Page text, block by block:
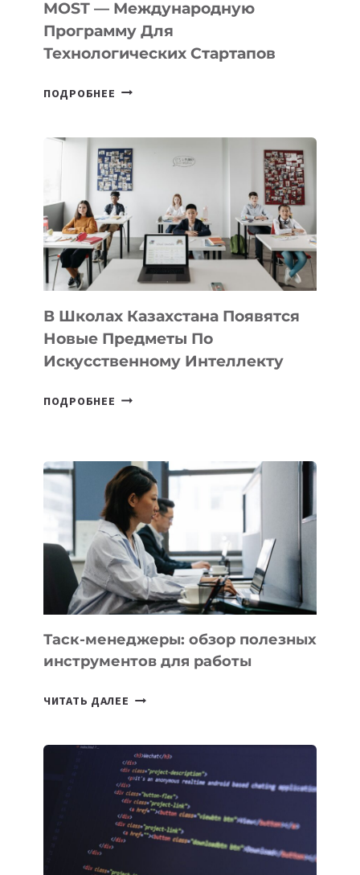
ПРЕДПРИНИМАТЕЛЬСТВО
MOST — Международную
Программу Для
Технологических Стартапов
ПОДРОБНЕЕ ОТКРЫТ
DEAL
VELOCITY
BY
MOST
—
МЕЖДУНАРОДНУЮ
ПРОГРАММУ
ДЛЯ
ТЕХНОЛОГИЧЕСКИХ
В Школах Казахстана Появятся
Новые Предметы По
Искусственному Интеллекту
ПОДРОБНЕЕ В
НОВЫЕ
ПРЕДМЕТЫ
ПО
ИСКУССТВЕННОМУ
ИНТЕЛЛЕКТУ
Таск-менеджеры: обзор полезных
инструментов для работы
ЧИТАТЬ ДАЛЕЕ ТАСК-
ПОЛЕЗНЫХ
ИНСТРУМЕНТОВ
ДЛЯ
РАБОТЫ